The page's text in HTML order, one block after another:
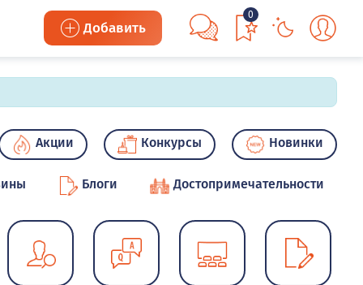
Добавить
0
Акции Конкурсы Новинки
Блоги Достопримечательности